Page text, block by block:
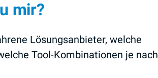
mir?
Lösungsanbieter, welche
Tool-Kombinationen je nach